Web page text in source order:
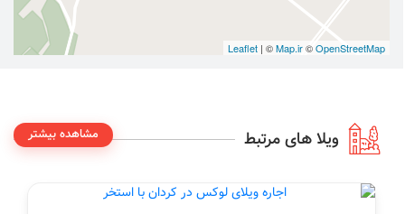
Leaflet | ©Map.ir©OpenStreetMap
ویلا های مرتبط مشاهده بیشتر